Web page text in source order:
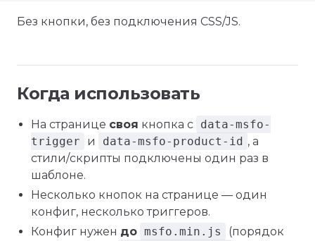
Без кнопки, без подключения CSS/JS.
Когда использовать
На странице своя кнопка с data-msfo-
trigger
и data-msfo-product-id , а
стили/скрипты подключены один раз в
шаблоне.
Несколько кнопок на странице — один
конфиг, несколько триггеров.
Конфиг нужен до msfo.min.js
(порядок